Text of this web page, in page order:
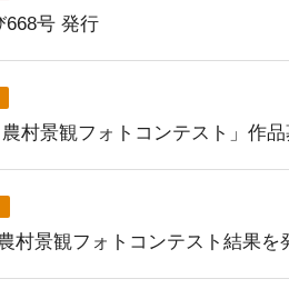
668号 発行
村景観フォトコンテスト」作
景観フォトコンテスト結果を